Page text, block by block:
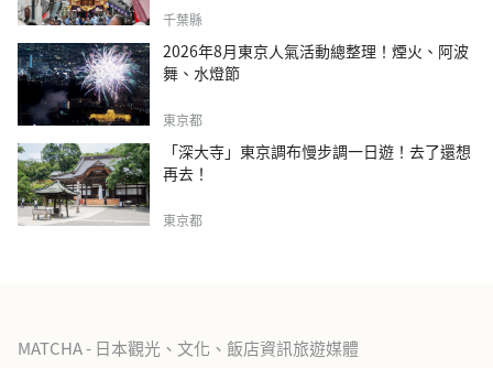
千葉縣
2026年8月東京人氣活動總整理！煙火、阿波
舞、水燈節
東京都
「深大寺」東京調布慢步調一日遊！去了還想
再去！
東京都
MATCHA - 日本觀光、文化、飯店資訊旅遊媒體